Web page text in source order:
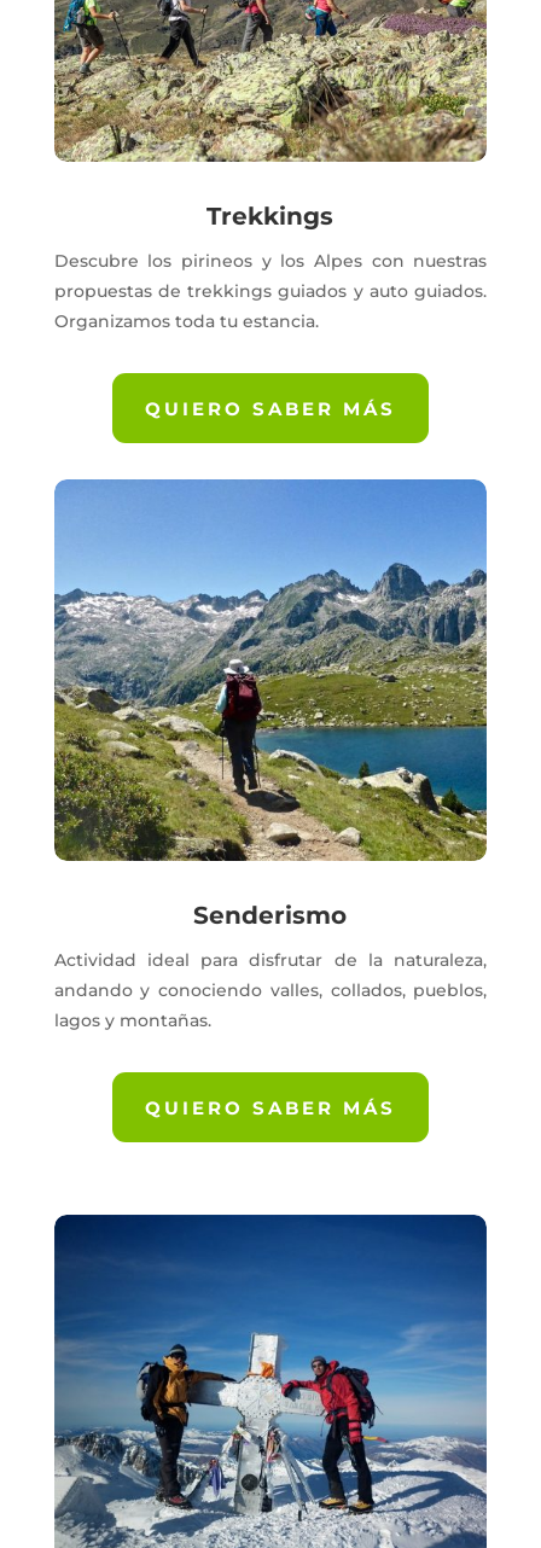
Trekkings
Descubre los pirineos y los Alpes con nuestras
propuestas de trekkings guiados y auto guiados.
Organizamos toda tu estancia.
QUIERO SABER MÁS
Senderismo
Actividad ideal para disfrutar de la naturaleza,
andando y conociendo valles, collados, pueblos,
lagos y montañas.
QUIERO SABER MÁS